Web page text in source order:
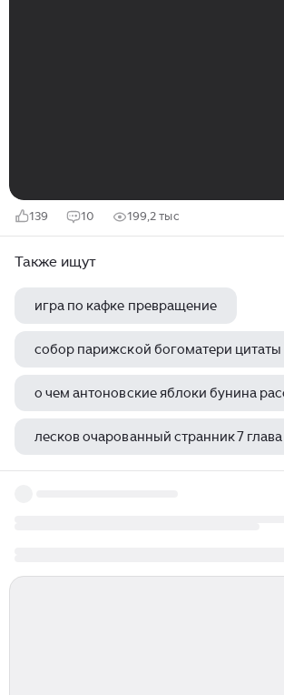
139 10 199,2 тыс
Также ищут
игра по кафке превращение
собор парижской богоматери цитаты
о чем антоновские яблоки бунина
лесков очарованный странник 7 глава